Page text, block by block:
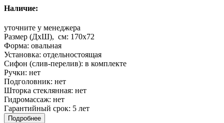
Наличие:
уточните у менеджера
Размер (ДхШ), см: 170x72
Форма: овальная
Установка: отдельностоящая
Сифон (слив-перелив): в комплекте
Ручки: нет
Подголовник: нет
Шторка стеклянная: нет
Гидромассаж: нет
Гарантийный срок: 5 лет
Подробнее